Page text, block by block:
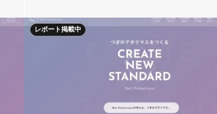
レポート掲載中